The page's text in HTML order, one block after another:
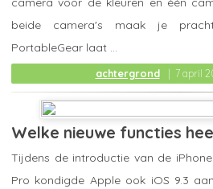
achtergrond 7 april
beide camera's maak je
PortableGear laat ...
Welke nieuwe functies
Tijdens de introductie van de
Pro kondigde Apple ook iOS 9.3